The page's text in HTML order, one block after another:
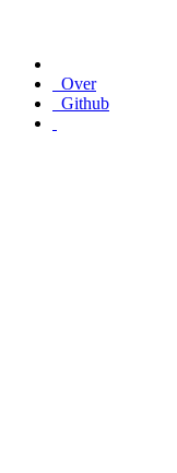
Over
Github